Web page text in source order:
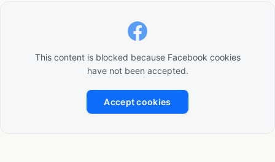
This content is blocked because Facebook cookies
have not been accepted.
Accept cookies